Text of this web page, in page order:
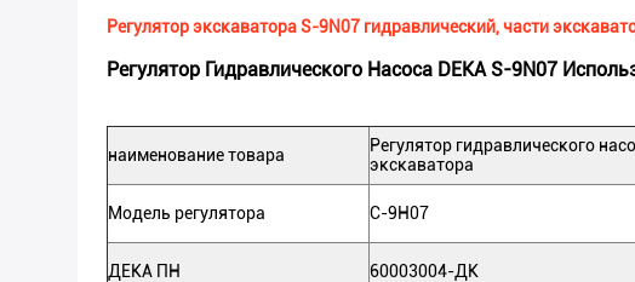
Регулятор экскаватора S-9N07 гидравлический, части
Регулятор Гидравлического Насоса DEKA S-9N07
наименование товара
Регулятор гидравлического
экскаватора
Модель регулятора С-9Н07
ДЕКА ПН 60003004-ДК